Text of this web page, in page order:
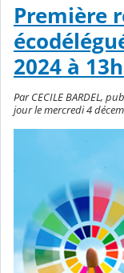
Première
2024 à
Par CECILE BARDEL,
jour le mercredi 4